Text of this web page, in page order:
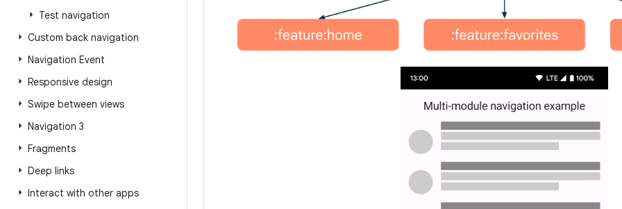
Test navigation
Custom back navigation
Navigation Event
Responsive design
Swipe between views
Navigation 3
Fragments
Deep links
Interact with other apps